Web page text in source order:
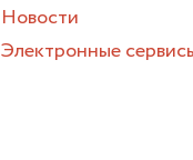
Новости
Электронные